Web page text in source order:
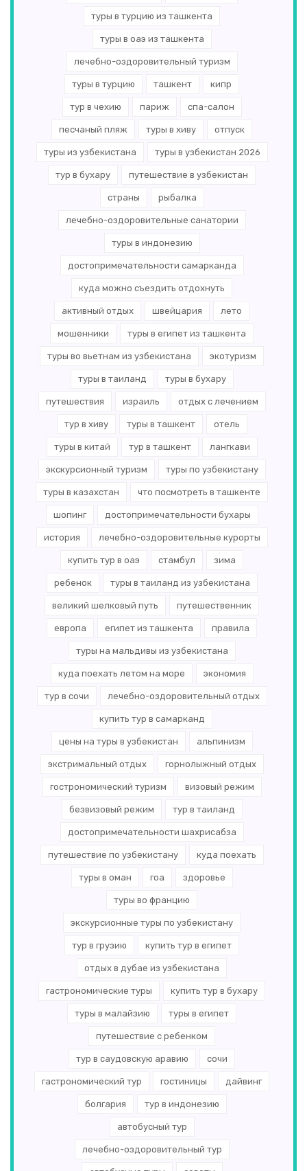
туры в турцию из ташкента
туры в оаэ из ташкента
лечебно-оздоровительный туризм
туры в турцию ташкент кипр
тур в чехию париж спа-салон
песчаный пляж туры в хиву отпуск
туры из узбекистана туры в узбекистан 2026
тур в бухару путешествие в узбекистан
страны рыбалка
лечебно-оздоровительные санатории
туры в индонезию
достопримечательности самарканда
куда можно съездить отдохнуть
активный отдых швейцария лето
мошенники туры в египет из ташкента
туры во вьетнам из узбекистана экотуризм
туры в таиланд туры в бухару
путешествия израиль отдых с лечением
тур в хиву туры в ташкент отель
туры в китай тур в ташкент лангкави
экскурсионный туризм туры по узбекистану
туры в казахстан что посмотреть в ташкенте
шопинг достопримечательности бухары
история лечебно-оздоровительные курорты
купить тур в оаэ стамбул зима
ребенок туры в таиланд из узбекистана
великий шелковый путь путешественник
европа египет из ташкента правила
туры на мальдивы из узбекистана
куда поехать летом на море экономия
тур в сочи лечебно-оздоровительный отдых
купить тур в самарканд
цены на туры в узбекистан альпинизм
экстримальный отдых горнолыжный отдых
гострономический туризм визовый режим
безвизовый режим тур в таиланд
достопримечательности шахрисабза
путешествие по узбекистану куда поехать
туры в оман гоа здоровье
туры во францию
экскурсионные туры по узбекистану
тур в грузию купить тур в египет
отдых в дубае из узбекистана
гастрономические туры купить тур в бухару
туры в малайзию туры в египет
путешествие с ребенком
тур в саудовскую аравию сочи
гастрономический тур гостиницы дайвинг
болгария тур в индонезию
автобусный тур
лечебно-оздоровительный тур